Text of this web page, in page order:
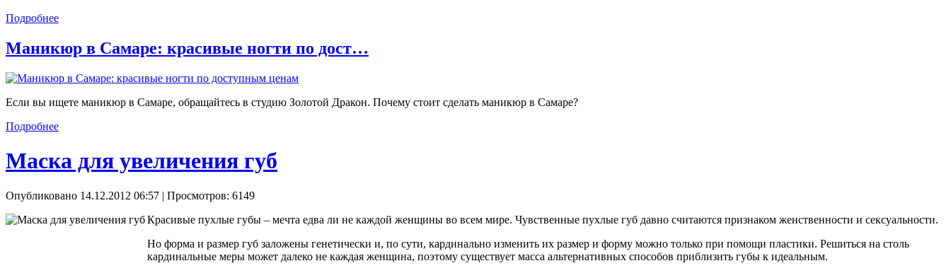
Подробнее
Маникюр в Самаре: красивые ногти по дост…
Если вы ищете маникюр в Самаре, обращайтесь в студию Золотой Дракон. Почему стоит сделать маникюр в Самаре?
Подробнее
Маска для увеличения губ
Опубликовано 14.12.2012 06:57 | Просмотров: 6149
Красивые пухлые губы – мечта едва ли не каждой женщины во всем мире. Чувственные пухлые губ давно считаются признаком женственности и сексуальности.
Но форма и размер губ заложены генетически и, по сути, кардинально изменить их размер и форму можно только при помощи пластики. Решиться на столь
кардинальные меры может далеко не каждая женщина, поэтому существует масса альтернативных способов приблизить губы к идеальным.